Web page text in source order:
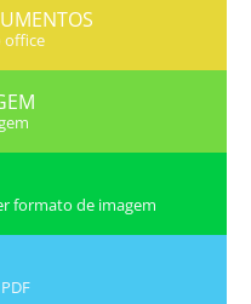
office
formato de imagem